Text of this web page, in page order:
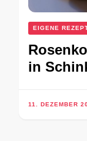
EIGENE
in
11. DEZEMBER